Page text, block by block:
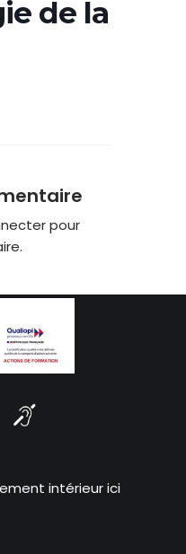
de la
pour
intérieur ici